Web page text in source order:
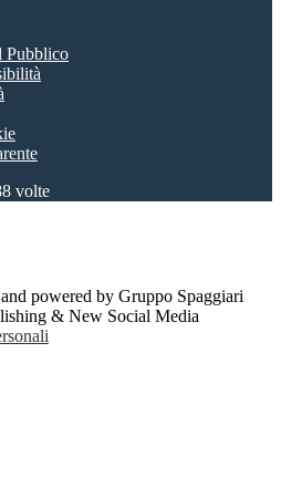
Pubblico
volte
powered by Gruppo Spaggiari
& New Social Media